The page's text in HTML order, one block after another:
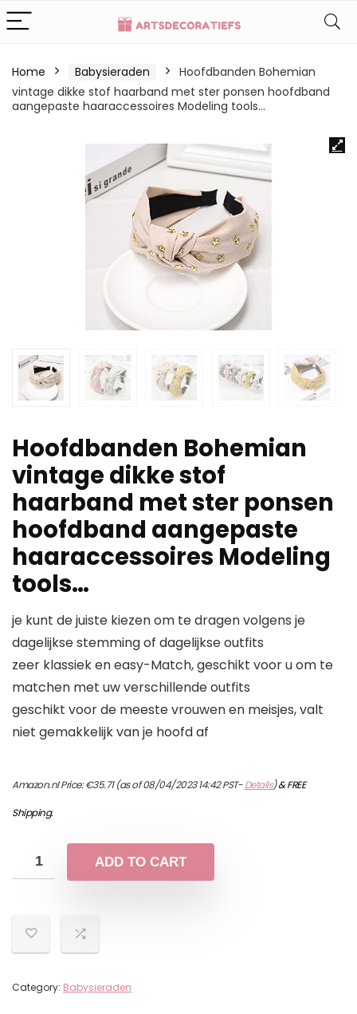
Home Babysieraden
Hoofdbanden Bohemian
vintage dikke stof haarband met ster ponsen hoofdband
aangepaste haaraccessoires Modeling tools…
Hoofdbanden Bohemian
vintage dikke stof
haarband met ster ponsen
hoofdband aangepaste
haaraccessoires Modeling
tools…
je kunt de juiste kiezen om te dragen volgens je
dagelijkse stemming of dagelijkse outfits
zeer klassiek en easy-Match, geschikt voor u om te
matchen met uw verschillende outfits
geschikt voor de meeste vrouwen en meisjes, valt
niet gemakkelijk van je hoofd af
Amazon.nl Price:€35.71(as of 08/04/2023 14:42 PST-Details)&FREE
Shipping.
ADD TO CART
Category: Babysieraden